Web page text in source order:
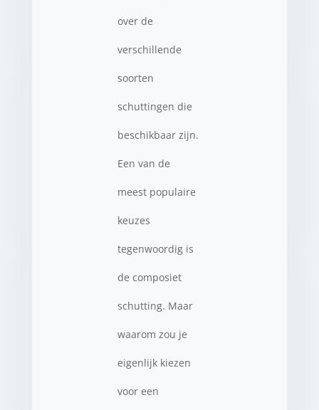
over de
verschillende
soorten
schuttingen die
beschikbaar zijn.
Een van de
meest populaire
keuzes
tegenwoordig is
de composiet
schutting. Maar
waarom zou je
eigenlijk kiezen
voor een